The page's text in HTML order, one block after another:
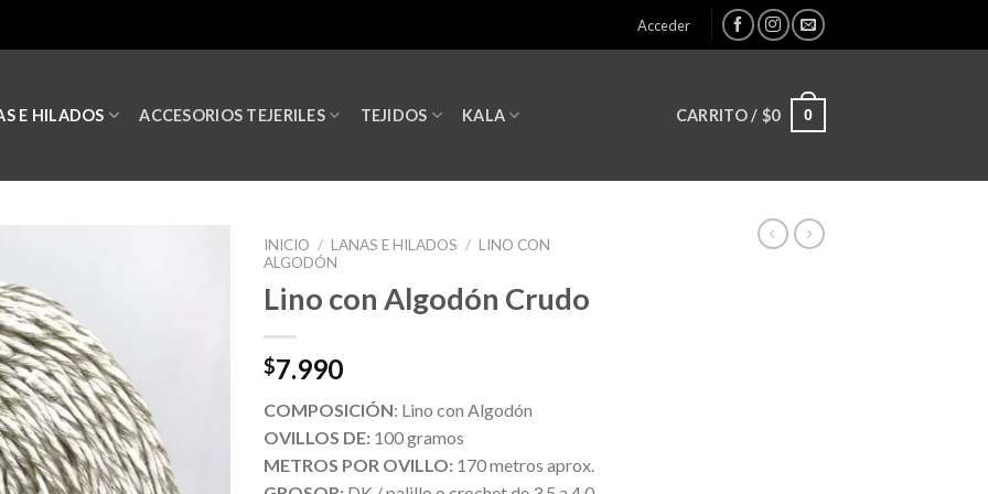
Acceder
E HILADOS ACCESORIOS TEJERILES TEJIDOS KALA CARRITO / $0 0
INICIO / LANAS E HILADOS / LINO CON
ALGODÓN
Lino con Algodón Crudo
$7.990
COMPOSICIÓN: Lino con Algodón
OVILLOS DE: 100 gramos
METROS POR OVILLO: 170 metros aprox.